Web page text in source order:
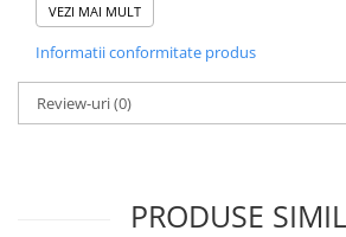
STICKERE PENTRU LATERALE
STICKERE PERSONALIZATE
STICKERE PRAGURI
STICKERE PRINTATE
VANATOARE - PESCUIT
- Pentru stickere personalizate si
portofoliul nostru va rugam sa ne
VEZI MAI MULT
Informatii conformitate produs
Review-uri(0)
PRODUSE